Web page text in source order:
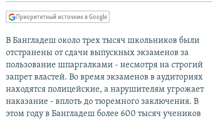
СИБИРЬ.РЕАЛИИ
ПОДПИШИТЕСЬ НА РАССЫЛКУ
СОЦИАЛЬНЫЕ СЕТИ
Приоритетный источник в Google
В Бангладеш около трех тысяч школьников были
отстранены от сдачи выпускных экзаменов за
пользование шпаргалками - несмотря на строгий
запрет властей. Во время экзаменов в аудиториях
находятся полицейские, а нарушителям угрожает
наказание - вплоть до тюремного заключения. В
этом году в Бангладеш более 600 тысяч учеников